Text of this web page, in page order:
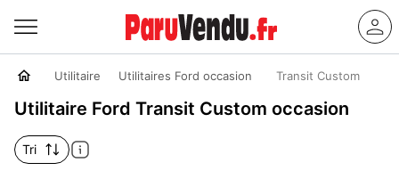
Utilitaire Utilitaires Ford occasion Transit Custom
Utilitaire Ford Transit Custom occasion
Tri